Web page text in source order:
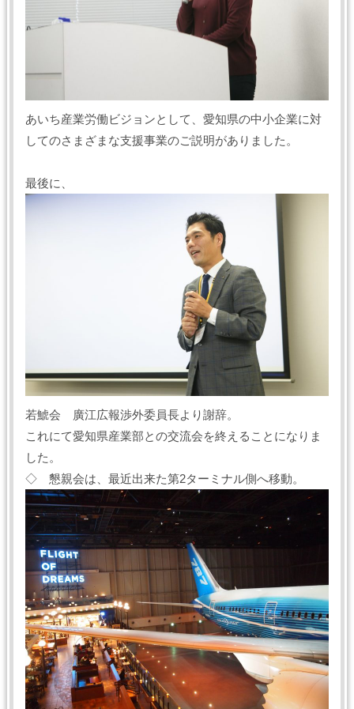
あいち産業労働ビジョンとして、愛知県の中小企業に対
してのさまざまな支援事業のご説明がありました。
最後に、
若鯱会 廣江広報渉外委員長より謝辞。
これにて愛知県産業部との交流会を終えることになりま
した。
◇ 懇親会は、最近出来た第2ターミナル側へ移動。